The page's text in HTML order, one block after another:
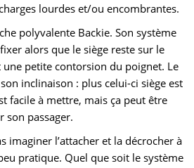
lourdes et/ou encombrantes.
polyvalente Backie. Son système
alors que le siège reste sur le
petite contorsion du poignet. Le
inclinaison : plus celui-ci siège est
facile à mettre, mais ça peut être
son passager.
imaginer l’attacher et la décrocher à
pratique. Quel que soit le système